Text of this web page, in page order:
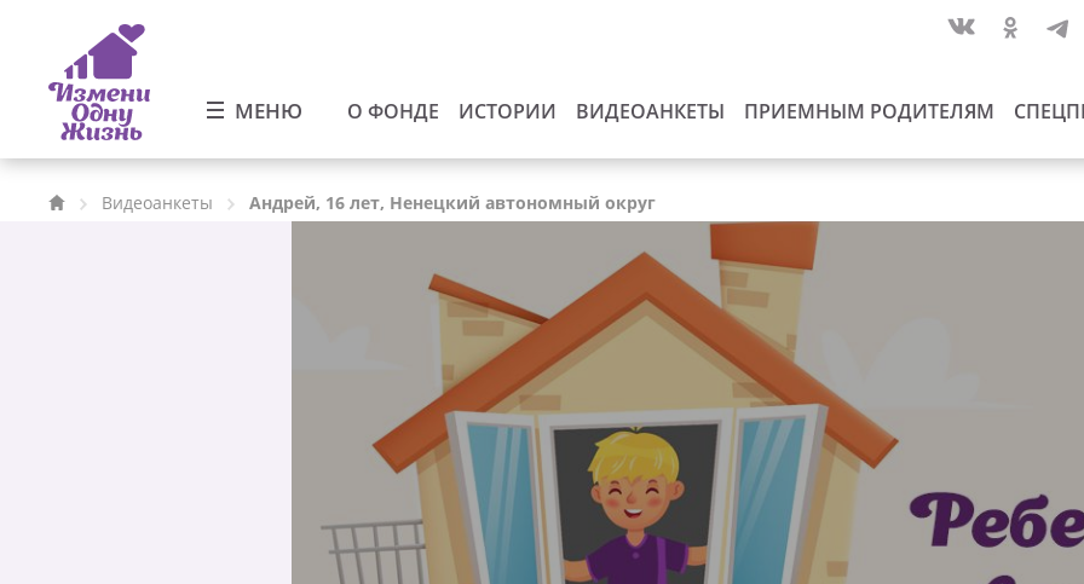
МЕНЮ О ФОНДЕ ИСТОРИИ ВИДЕОАНКЕТЫ ПРИЕМНЫМ РОДИТЕЛЯМ
Видеоанкеты Андрей, 16 лет, Ненецкий автономный округ